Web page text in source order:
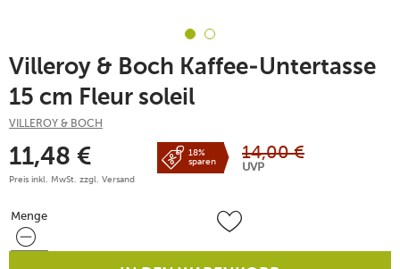
Villeroy & Boch Kaffee-Untertasse
15 cm Fleur soleil
VILLEROY & BOCH
11,48 €
Preis inkl. MwSt. zzgl. Versand
18%
sparen
14,00 €
UVP
Menge
Menge